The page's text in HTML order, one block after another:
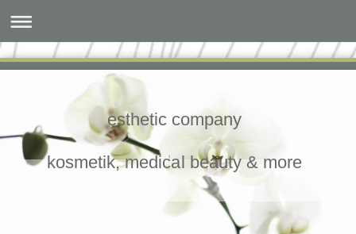
esthetic company
kosmetik, medical beauty & more